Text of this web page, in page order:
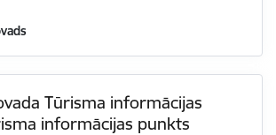
Tūrisma informācijas
informācijas punkts